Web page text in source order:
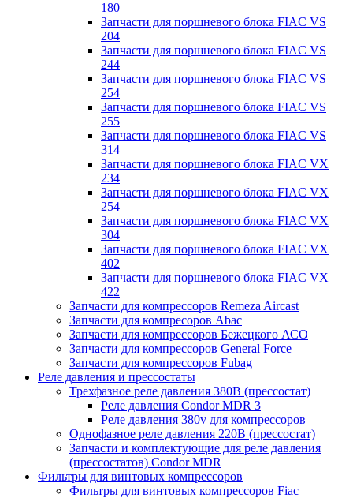
180
Запчасти для поршневого блока FIAC VS
204
Запчасти для поршневого блока FIAC VS
244
Запчасти для поршневого блока FIAC VS
254
Запчасти для поршневого блока FIAC VS
255
Запчасти для поршневого блока FIAC VS
314
Запчасти для поршневого блока FIAC VX
234
Запчасти для поршневого блока FIAC VX
254
Запчасти для поршневого блока FIAC VX
304
Запчасти для поршневого блока FIAC VX
402
Запчасти для поршневого блока FIAC VX
422
Запчасти для компрессоров Remeza Aircast
Запчасти для компресоров Abac
Запчасти для компрессоров Бежецкого АСО
Запчасти для компрессоров General Force
Запчасти для компрессоров Fubag
Реле давления и прессостаты
Трехфазное реле давления 380В (прессостат)
Реле давления Condor MDR 3
Реле давления 380v для компрессоров
Однофазное реле давления 220В (прессостат)
Запчасти и комплектующие для реле давления
(прессостатов) Condor MDR
Фильтры для винтовых компрессоров
Фильтры для винтовых компрессоров Fiac